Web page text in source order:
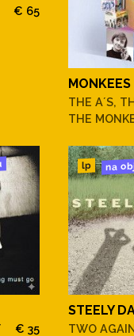
€ 65
MONKEES
THE A´S,
THE
€ 35
lp na
STEELY
TWO